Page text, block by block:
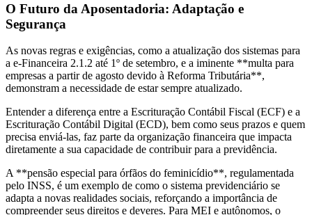
O Futuro da Aposentadoria: Adaptação e
Segurança
As novas regras e exigências, como a atualização dos sistemas para
a e-Financeira 2.1.2 até 1º de setembro, e a iminente **multa para
empresas a partir de agosto devido à Reforma Tributária**,
demonstram a necessidade de estar sempre atualizado.
Entender a diferença entre a Escrituração Contábil Fiscal (ECF) e a
Escrituração Contábil Digital (ECD), bem como seus prazos e quem
precisa enviá-las, faz parte da organização financeira que impacta
diretamente a sua capacidade de contribuir para a previdência.
A **pensão especial para órfãos do feminicídio**, regulamentada
pelo INSS, é um exemplo de como o sistema previdenciário se
adapta a novas realidades sociais, reforçando a importância de
compreender seus direitos e deveres. Para MEI e autônomos, o